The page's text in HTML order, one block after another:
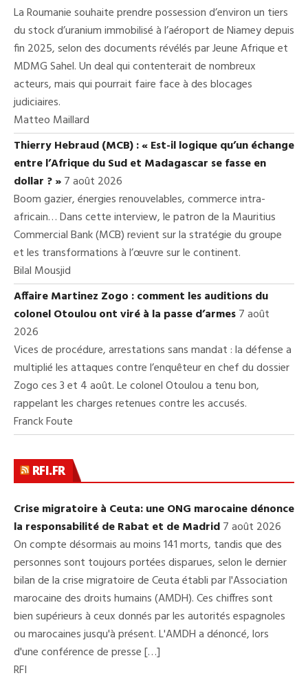
La Roumanie souhaite prendre possession d’environ un tiers
du stock d’uranium immobilisé à l’aéroport de Niamey depuis
fin 2025, selon des documents révélés par Jeune Afrique et
MDMG Sahel. Un deal qui contenterait de nombreux
acteurs, mais qui pourrait faire face à des blocages
judiciaires.
Matteo Maillard
Thierry Hebraud (MCB) : « Est-il logique qu’un échange
entre l’Afrique du Sud et Madagascar se fasse en
dollar ? »7 août 2026
Boom gazier, énergies renouvelables, commerce intra-
africain… Dans cette interview, le patron de la Mauritius
Commercial Bank (MCB) revient sur la stratégie du groupe
et les transformations à l’œuvre sur le continent.
Bilal Mousjid
Affaire Martinez Zogo : comment les auditions du
colonel Otoulou ont viré à la passe d’armes7 août
2026
Vices de procédure, arrestations sans mandat : la défense a
multiplié les attaques contre l’enquêteur en chef du dossier
Zogo ces 3 et 4 août. Le colonel Otoulou a tenu bon,
rappelant les charges retenues contre les accusés.
Franck Foute
RFI.FR
Crise migratoire à Ceuta: une ONG marocaine dénonce
la responsabilité de Rabat et de Madrid7 août 2026
On compte désormais au moins 141 morts, tandis que des
personnes sont toujours portées disparues, selon le dernier
bilan de la crise migratoire de Ceuta établi par l'Association
marocaine des droits humains (AMDH). Ces chiffres sont
bien supérieurs à ceux donnés par les autorités espagnoles
ou marocaines jusqu'à présent. L'AMDH a dénoncé, lors
d'une conférence de presse […]
RFI